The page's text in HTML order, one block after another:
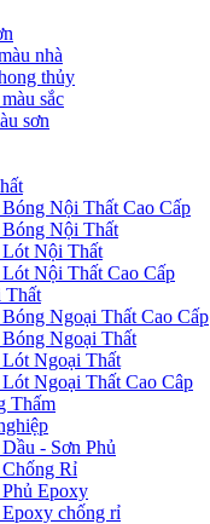
nhà
thủy
sắc
sơn
Bóng Nội Thất Cao Cấp
Bóng Nội Thất
Lót Nội Thất
Lót Nội Thất Cao Cấp
Thất
Bóng Ngoại Thất Cao Cấp
Bóng Ngoại Thất
Lót Ngoại Thất
Lót Ngoại Thất Cao Câp
Thấm
- Sơn Phủ
Chống Rỉ
Phủ Epoxy
Epoxy chống rỉ